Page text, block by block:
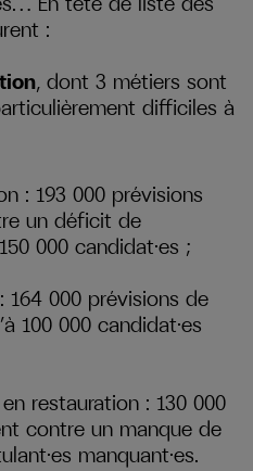
:
, dont 3 métiers sont
difficiles à
: 193 000 prévisions
un déficit de
000 candidat·es ;
164 000 prévisions de
100 000 candidat·es
restauration : 130 000
contre un manque de
manquant·es.